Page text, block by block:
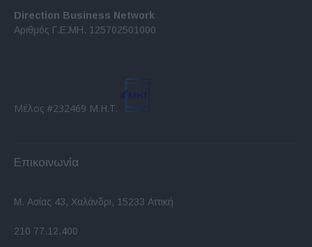
Direction Business Network
Αριθμός Γ.Ε.ΜΗ. 125702501000
Μέλος #232469 Μ.Η.Τ.
Επικοινωνία
Μ. Ασίας 43, Χαλάνδρι, 15233 Αττική
210 77.12.400